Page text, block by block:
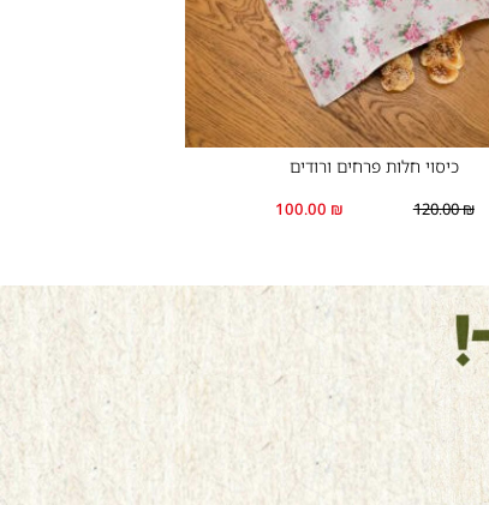
כיסוי חלות פרחים ורודים
120.00₪
100.00 ₪